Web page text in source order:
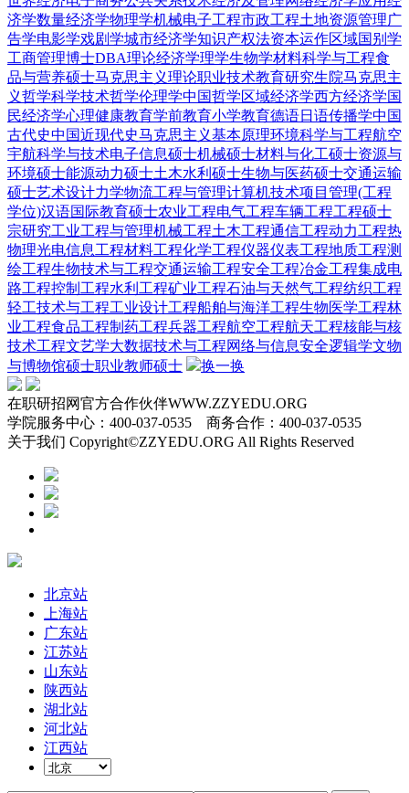
济学数量经济学物理学机械电子工程市政工程土地资源管理广
告学电影学戏剧学城市经济学知识产权法资本运作区域国别学
工商管理博士DBA理论经济学理学生物学材料科学与工程食
品与营养硕士马克思主义理论职业技术教育研究生院马克思主
义哲学科学技术哲学伦理学中国哲学区域经济学西方经济学国
民经济学心理健康教育学前教育小学教育德语日语传播学中国
古代史中国近现代史马克思主义基本原理环境科学与工程航空
宇航科学与技术电子信息硕士机械硕士材料与化工硕士资源与
环境硕士能源动力硕士土木水利硕士生物与医药硕士交通运输
硕士艺术设计力学物流工程与管理计算机技术项目管理(工程
学位)汉语国际教育硕士农业工程电气工程车辆工程工程硕士
宗研究工业工程与管理机械工程土木工程通信工程动力工程热
物理光电信息工程材料工程化学工程仪器仪表工程地质工程测
绘工程生物技术与工程交通运输工程安全工程冶金工程集成电
路工程控制工程水利工程矿业工程石油与天然气工程纺织工程
轻工技术与工程工业设计工程船舶与海洋工程生物医学工程林
业工程食品工程制药工程兵器工程航空工程航天工程核能与核
技术工程文艺学大数据技术与工程网络与信息安全逻辑学文物
与博物馆硕士职业教师硕士 换一换
在职研招网官方合作伙伴WWW.ZZYEDU.ORG
学院服务中心：400-037-0535 商务合作：400-037-0535
关于我们 Copyright©ZZYEDU.ORG All Rights Reserved
北京站
上海站
广东站
江苏站
山东站
陕西站
湖北站
河北站
江西站